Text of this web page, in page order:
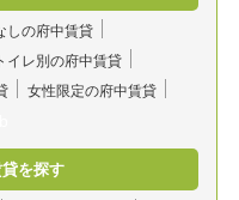
しの府中賃貸
イレ別の府中賃貸
女性限定の府中賃貸
を探す